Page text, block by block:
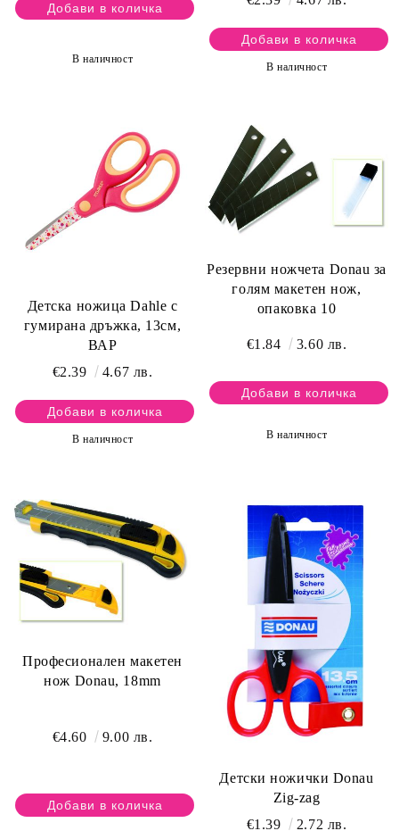
В наличност
В наличност
Детска ножица Dahle с
гумирана дръжка, 13см,
ВАР
€2.39
4.67 лв.
В наличност
Резервни ножчета Donau за
голям макетен нож,
опаковка 10
€1.84 3.60 лв.
В наличност
Професионален макетен
нож Donau, 18mm
€4.60 9.00 лв.
Детски ножички Donau
Zig-zag
€1.39
2.72 лв.